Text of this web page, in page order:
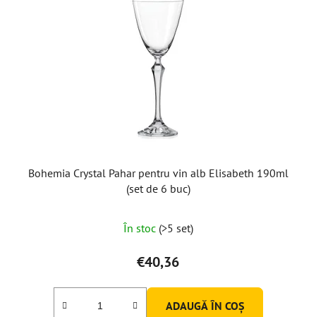
Bohemia Crystal Pahar pentru vin alb Elisabeth 190ml
(set de 6 buc)
În stoc (>5 set)
€40,36
ADAUGĂ ÎN COŞ